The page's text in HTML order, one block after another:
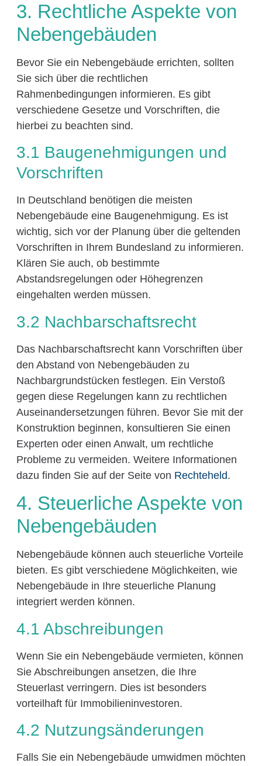
3. Rechtliche Aspekte von
Nebengebäuden
Bevor Sie ein Nebengebäude errichten, sollten
Sie sich über die rechtlichen
Rahmenbedingungen informieren. Es gibt
verschiedene Gesetze und Vorschriften, die
hierbei zu beachten sind.
3.1 Baugenehmigungen und
Vorschriften
In Deutschland benötigen die meisten
Nebengebäude eine Baugenehmigung. Es ist
wichtig, sich vor der Planung über die geltenden
Vorschriften in Ihrem Bundesland zu informieren.
Klären Sie auch, ob bestimmte
Abstandsregelungen oder Höhegrenzen
eingehalten werden müssen.
3.2 Nachbarschaftsrecht
Das Nachbarschaftsrecht kann Vorschriften über
den Abstand von Nebengebäuden zu
Nachbargrundstücken festlegen. Ein Verstoß
gegen diese Regelungen kann zu rechtlichen
Auseinandersetzungen führen. Bevor Sie mit der
Konstruktion beginnen, konsultieren Sie einen
Experten oder einen Anwalt, um rechtliche
Probleme zu vermeiden. Weitere Informationen
dazu finden Sie auf der Seite von Rechteheld.
4. Steuerliche Aspekte von
Nebengebäuden
Nebengebäude können auch steuerliche Vorteile
bieten. Es gibt verschiedene Möglichkeiten, wie
Nebengebäude in Ihre steuerliche Planung
integriert werden können.
4.1 Abschreibungen
Wenn Sie ein Nebengebäude vermieten, können
Sie Abschreibungen ansetzen, die Ihre
Steuerlast verringern. Dies ist besonders
vorteilhaft für Immobilieninvestoren.
4.2 Nutzungsänderungen
Falls Sie ein Nebengebäude umwidmen möchten